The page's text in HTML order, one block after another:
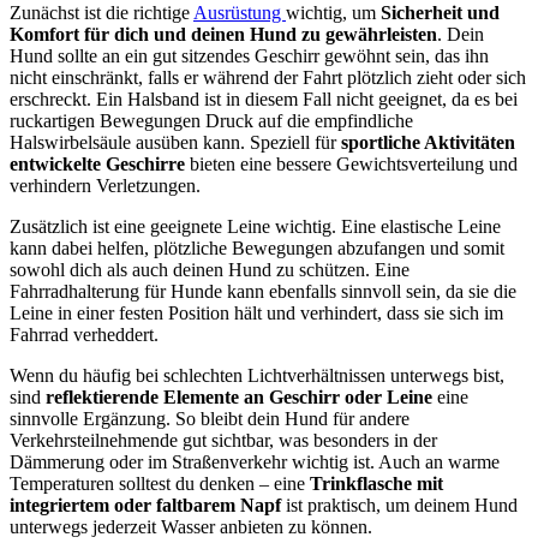
Zunächst ist die richtige Ausrüstung wichtig, um Sicherheit und
Komfort für dich und deinen Hund zu gewährleisten. Dein
Hund sollte an ein gut sitzendes Geschirr gewöhnt sein, das ihn
nicht einschränkt, falls er während der Fahrt plötzlich zieht oder sich
erschreckt. Ein Halsband ist in diesem Fall nicht geeignet, da es bei
ruckartigen Bewegungen Druck auf die empfindliche
Halswirbelsäule ausüben kann. Speziell fürsportliche Aktivitäten
entwickelte Geschirre bieten eine bessere Gewichtsverteilung und
verhindern Verletzungen.
Zusätzlich ist eine geeignete Leine wichtig. Eine elastische Leine
kann dabei helfen, plötzliche Bewegungen abzufangen und somit
sowohl dich als auch deinen Hund zu schützen. Eine
Fahrradhalterung für Hunde kann ebenfalls sinnvoll sein, da sie die
Leine in einer festen Position hält und verhindert, dass sie sich im
Fahrrad verheddert.
Wenn du häufig bei schlechten Lichtverhältnissen unterwegs bist,
sind reflektierende Elemente an Geschirr oder Leine eine
sinnvolle Ergänzung. So bleibt dein Hund für andere
Verkehrsteilnehmende gut sichtbar, was besonders in der
Dämmerung oder im Straßenverkehr wichtig ist. Auch an warme
Temperaturen solltest du denken – eine Trinkflasche mit
integriertem oder faltbarem Napfist praktisch, um deinem Hund
unterwegs jederzeit Wasser anbieten zu können.